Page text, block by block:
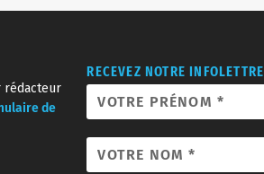
de
RECEVEZ NOTRE INFOLETTRE